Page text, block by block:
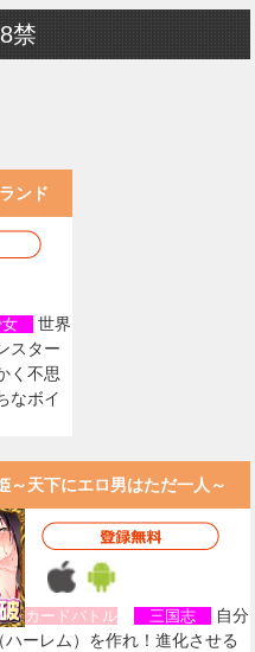
禁
ンド
女
世界
スター
く不思
なボイ
～天下にエロ男はただ一人～
カードバトル 三国志
自分
ハーレム）を作れ！進化させる